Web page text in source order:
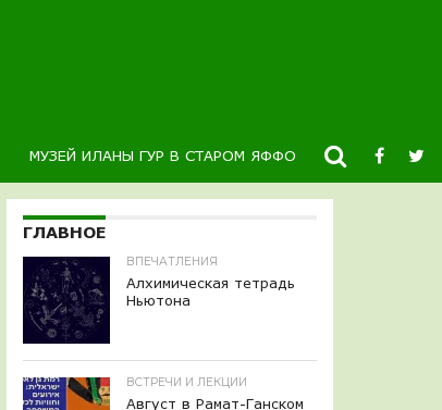
МУЗЕЙ ИЛАНЫ ГУР В СТАРОМ ЯФФО НОВОСТИ
ГЛАВНОЕ
ВПЕЧАТЛЕНИЯ
Алхимическая тетрадь
Ньютона
ВСТРЕЧИ И ЛЕКЦИИ
Август в Рамат-Ганском